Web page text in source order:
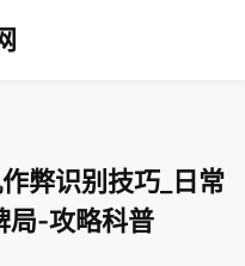
弊识别技巧_日常
局-攻略科普